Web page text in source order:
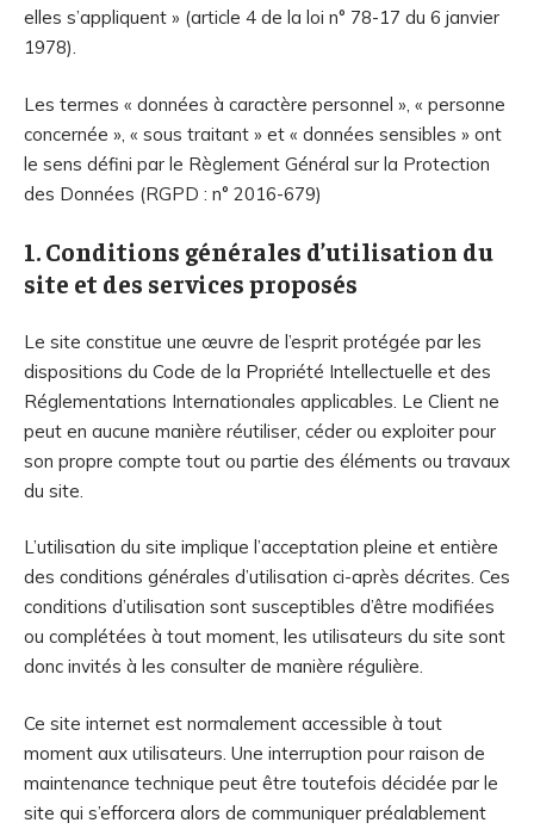
elles s’appliquent » (article 4 de la loi n° 78-17 du 6 janvier
1978).
Les termes « données à caractère personnel », « personne
concernée », « sous traitant » et « données sensibles » ont
le sens défini par le Règlement Général sur la Protection
des Données (RGPD : n° 2016-679)
1. Conditions générales d’utilisation du
site et des services proposés
Le site constitue une œuvre de l’esprit protégée par les
dispositions du Code de la Propriété Intellectuelle et des
Réglementations Internationales applicables. Le Client ne
peut en aucune manière réutiliser, céder ou exploiter pour
son propre compte tout ou partie des éléments ou travaux
du site.
L’utilisation du site implique l’acceptation pleine et entière
des conditions générales d’utilisation ci-après décrites. Ces
conditions d’utilisation sont susceptibles d’être modifiées
ou complétées à tout moment, les utilisateurs du site sont
donc invités à les consulter de manière régulière.
Ce site internet est normalement accessible à tout
moment aux utilisateurs. Une interruption pour raison de
maintenance technique peut être toutefois décidée par le
site qui s’efforcera alors de communiquer préalablement